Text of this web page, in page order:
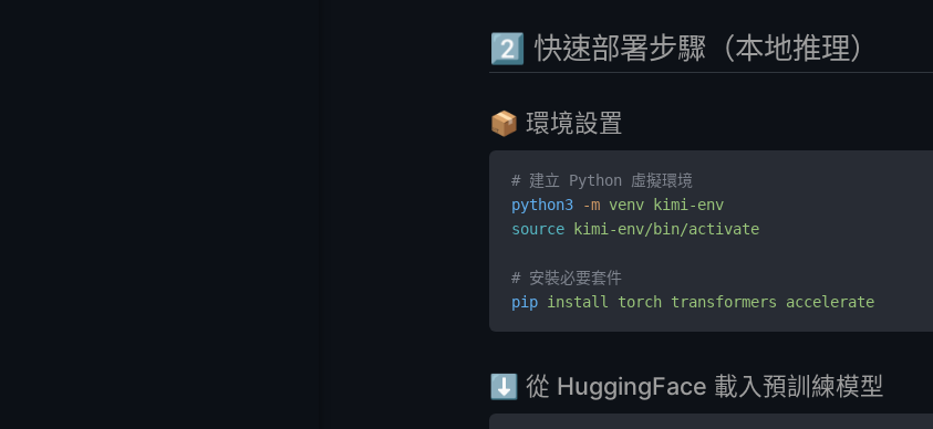
2️⃣ 快速部署步驟（本地推理）
📦 環境設置
# 建立 Python 虛擬環境
python3 -m venv kimi-env
source kimi-env/bin/activate
# 安裝必要套件
pip install torch transformers accelerate
⬇️ 從 HuggingFace 載入預訓練模型